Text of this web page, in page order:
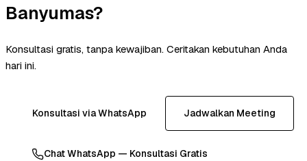
Banyumas?
Konsultasi gratis, tanpa kewajiban. Ceritakan kebutuhan Anda
hari ini.
Konsultasi via WhatsApp Jadwalkan Meeting
Chat WhatsApp — Konsultasi Gratis